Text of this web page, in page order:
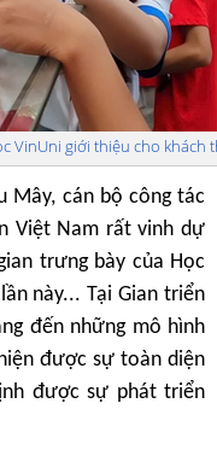
VinUni giới thiệu cho
Mây, cán bộ công tác
Việt Nam rất vinh dự
trưng bày của Học
này... Tại Gian triển
đến những mô hình
được sự toàn diện
được sự phát triển